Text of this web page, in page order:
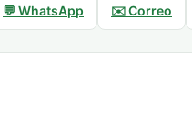
💬 WhatsApp ✉️ Correo